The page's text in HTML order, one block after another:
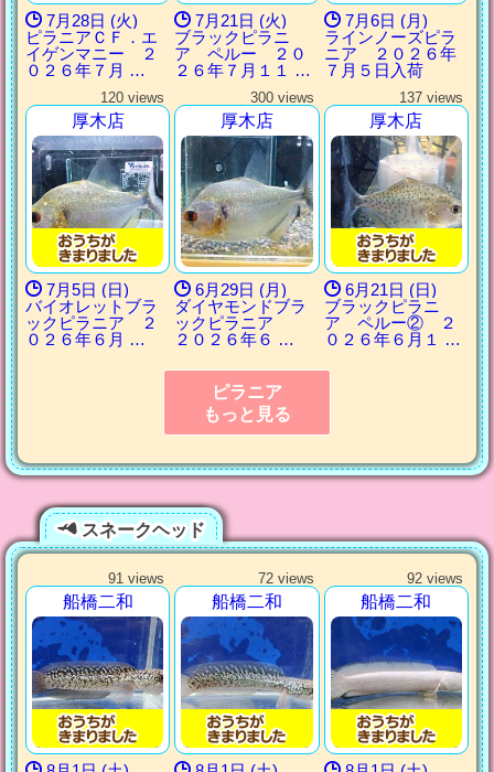
7月28日 (火)
ピラニアＣＦ．エ
イゲンマニー ２
０２６年７月 …
7月21日 (火)
ブラックピラニ
ア ペルー ２０
２６年７月１１ …
7月6日 (月)
ラインノーズピラ
ニア ２０２６年
７月５日入荷
120 views
厚木店
7月5日 (日)
バイオレットブラ
ックピラニア ２
０２６年６月 …
300 views
厚木店
6月29日 (月)
ダイヤモンドブラ
ックピラニア
２０２６年６ …
137 views
厚木店
6月21日 (日)
ブラックピラニ
ア ペルー② ２
０２６年６月１ …
ピラニア
もっと見る
スネークヘッド
91 views
船橋二和
72 views
船橋二和
92 views
船橋二和